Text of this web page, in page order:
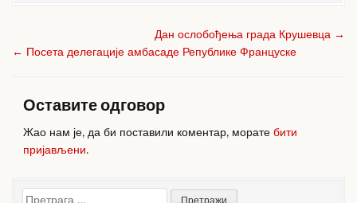
o
k
Савета
чланка
Дан ослобођења града Крушевца →
← Посета делегације амбасаде Републике Француске
Оставите одговор
Жао нам је, да би поставили коментар, морате бити
пријављени.
Претрага